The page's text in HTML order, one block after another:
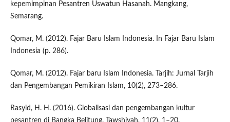
kepemimpinan Pesantren Uswatun Hasanah. Mangkang,
Semarang.
Qomar, M. (2012). Fajar Baru Islam Indonesia. In Fajar Baru Islam
Indonesia (p. 286).
Qomar, M. (2012). Fajar baru Islam Indonesia. Tarjih: Jurnal Tarjih
dan Pengembangan Pemikiran Islam, 10(2), 273–286.
Rasyid, H. H. (2016). Globalisasi dan pengembangan kultur